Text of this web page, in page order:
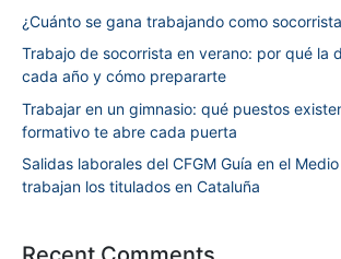
¿Cuánto se gana trabajando como
Trabajo de socorrista en verano: por qué la
cada año y cómo prepararte
Trabajar en un gimnasio: qué puestos
formativo te abre cada puerta
Salidas laborales del CFGM Guía en el
trabajan los titulados en Cataluña